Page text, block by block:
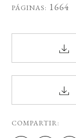
PÁGINAS: 1664
COMPARTIR: